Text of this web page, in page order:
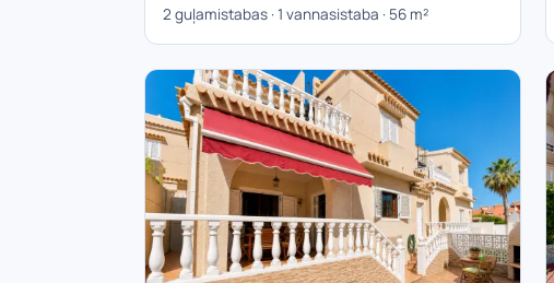
2 guļamistabas · 1 vannasistaba · 56 m²